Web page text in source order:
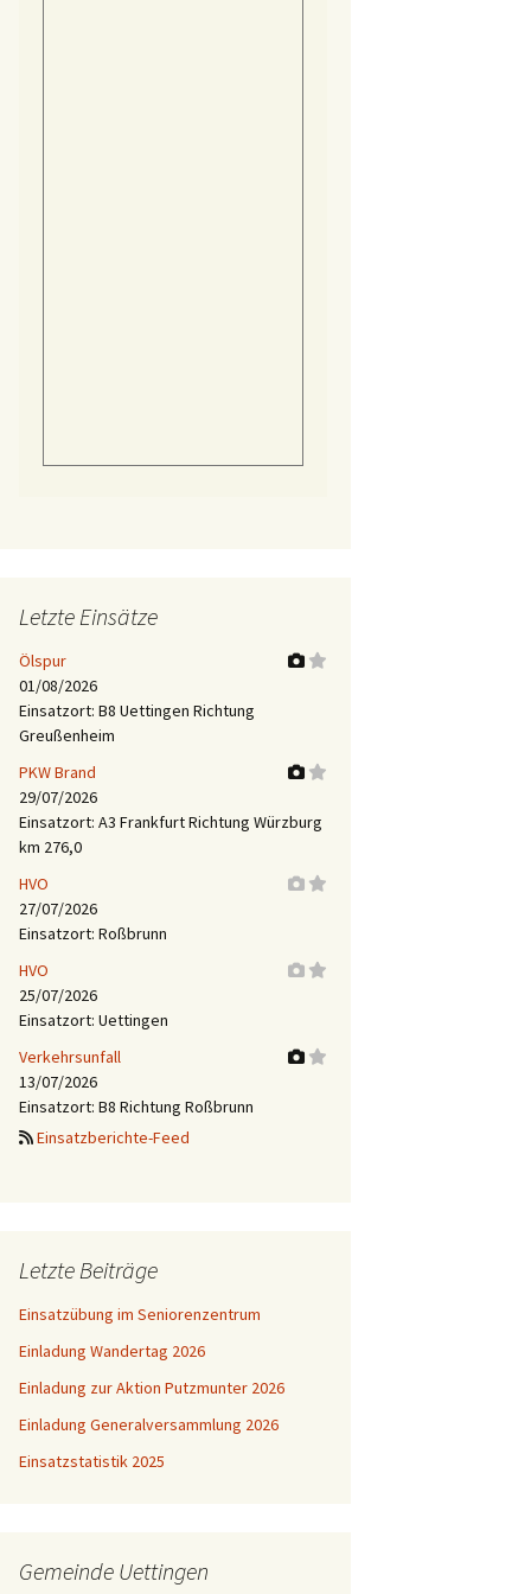
Letzte Einsätze
Ölspur
01/08/2026
Einsatzort: B8 Uettingen Richtung
Greußenheim
PKW Brand
29/07/2026
Einsatzort: A3 Frankfurt Richtung Würzburg
km 276,0
HVO
27/07/2026
Einsatzort: Roßbrunn
HVO
25/07/2026
Einsatzort: Uettingen
Verkehrsunfall
13/07/2026
Einsatzort: B8 Richtung Roßbrunn
Einsatzberichte-Feed
Letzte Beiträge
Einsatzübung im Seniorenzentrum
Einladung Wandertag 2026
Einladung zur Aktion Putzmunter 2026
Einladung Generalversammlung 2026
Einsatzstatistik 2025
Gemeinde Uettingen